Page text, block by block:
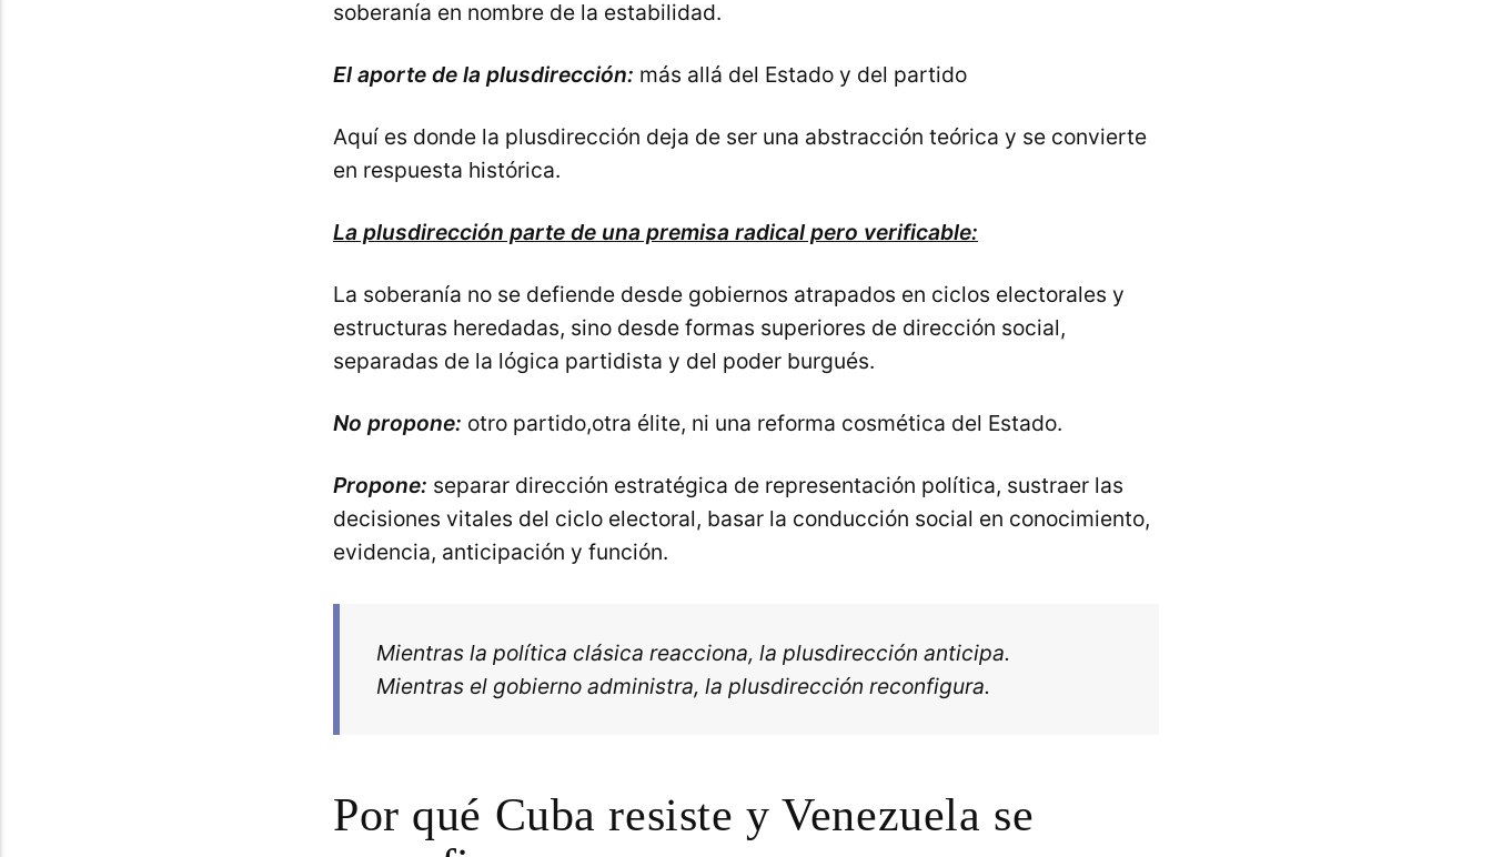
soberanía en nombre de la estabilidad.
El aporte de la plusdirección: más allá del Estado y del partido
Aquí es donde la plusdirección deja de ser una abstracción teórica y se convierte
en respuesta histórica.
La plusdirección parte de una premisa radical pero verificable:
La soberanía no se defiende desde gobiernos atrapados en ciclos electorales y
estructuras heredadas, sino desde formas superiores de dirección social,
separadas de la lógica partidista y del poder burgués.
No propone: otro partido,otra élite, ni una reforma cosmética del Estado.
Propone: separar dirección estratégica de representación política, sustraer las
decisiones vitales del ciclo electoral, basar la conducción social en conocimiento,
evidencia, anticipación y función.
Mientras la política clásica reacciona, la plusdirección anticipa.
Mientras el gobierno administra, la plusdirección reconfigura.
Por qué Cuba resiste y Venezuela se